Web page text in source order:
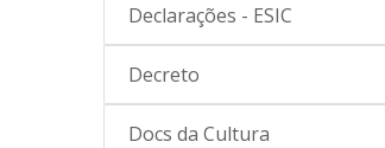
Declarações - ESIC
Decreto
Docs da Cultura